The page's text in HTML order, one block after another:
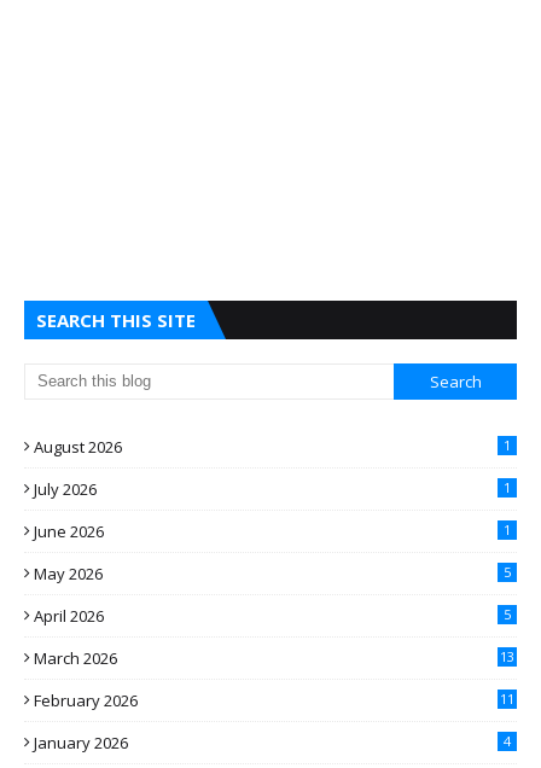
SEARCH THIS SITE
August 2026 1
July 2026 1
June 2026 1
May 2026 5
April 2026 5
March 2026 13
February 2026 11
January 2026 4